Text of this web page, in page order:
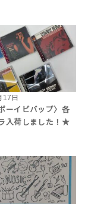
日
ーイビバップ〉各
入荷しました！★